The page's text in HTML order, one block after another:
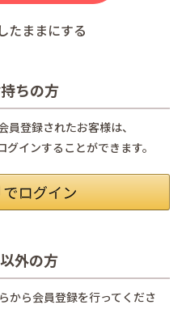
たままにする
ちの方
登録されたお客様は、
インすることができます。
外の方
から会員登録を行ってくださ